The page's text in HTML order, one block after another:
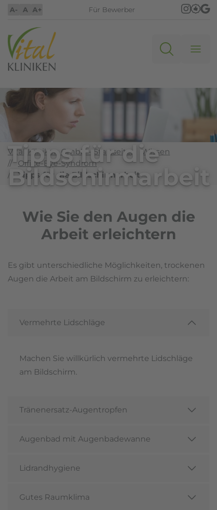
Für Bewerber
A- A A+
Tipps für die
Bildschirmarbeit
Vital-Kliniken GmbH - Startseite//
Wissen
//
Office-Eye-Syndrom
//
Tipps für die Bildschirmarbeit
Wie Sie den Augen die
Arbeit erleichtern
Es gibt unterschiedliche Möglichkeiten, trockenen
Augen die Arbeit am Bildschirm zu erleichtern:
Vermehrte Lidschläge
Machen Sie willkürlich vermehrte Lidschläge
am Bildschirm.
Tränenersatz-Augentropfen
Augenbad mit Augenbadewanne
Lidrandhygiene
Gutes Raumklima